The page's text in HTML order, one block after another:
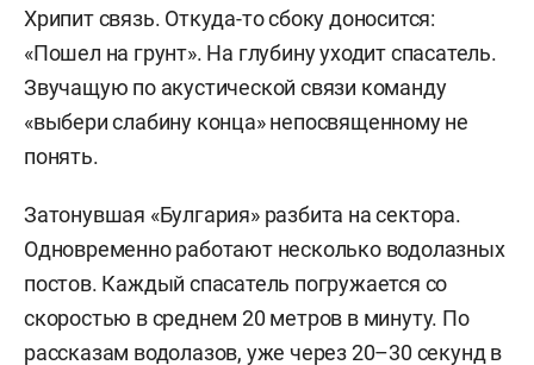
Хрипит связь. Откуда-то сбоку доносится:
«Пошел на грунт». На глубину уходит спасатель.
Звучащую по акустической связи команду
«выбери слабину конца» непосвященному не
понять.
Затонувшая «Булгария» разбита на сектора.
Одновременно работают несколько водолазных
постов. Каждый спасатель погружается со
скоростью в среднем 20 метров в минуту. По
рассказам водолазов, уже через 20–30 секунд в